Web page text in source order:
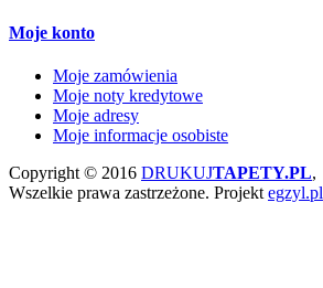
Moje konto
Moje zamówienia
Moje noty kredytowe
Moje adresy
Moje informacje osobiste
Copyright © 2016 DRUKUJTAPETY.PL,
Wszelkie prawa zastrzeżone. Projekt egzyl.pl